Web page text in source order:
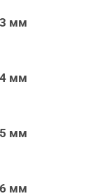
мм
мм
мм
мм